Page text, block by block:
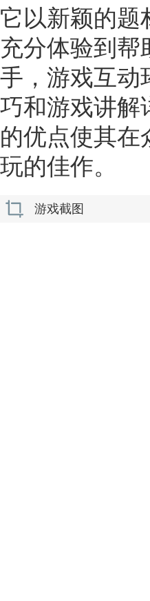
它以新颖的题
充分体验到帮
手，游戏互动
巧和游戏讲解
的优点使其在
玩的佳作。
游戏截图